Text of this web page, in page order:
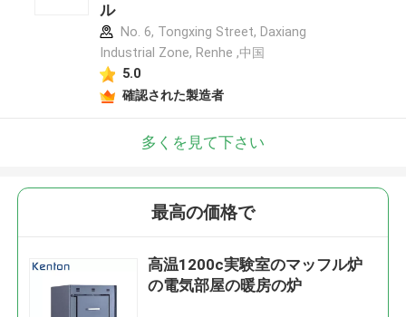
ル
No. 6, Tongxing Street, Daxiang
Industrial Zone, Renhe ,中国
5.0
確認された製造者
多くを見て下さい
最高の価格で
高温1200c実験室のマッフル炉
の電気部屋の暖房の炉